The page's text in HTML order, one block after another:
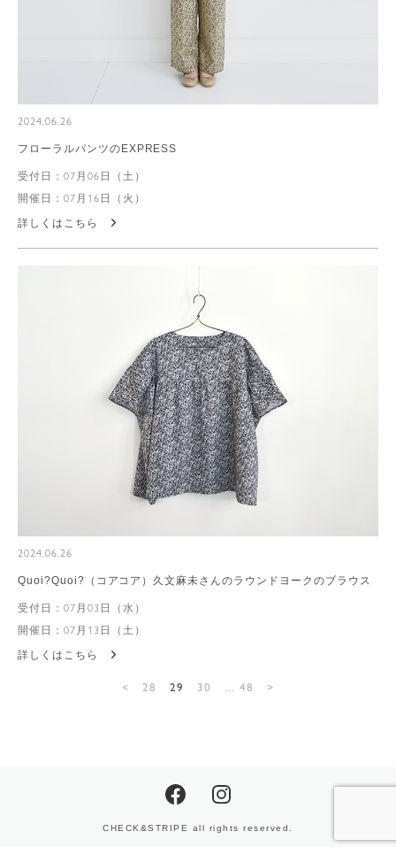
2024.06.26
フローラルパンツのEXPRESS
受付日：07月06日（土）
開催日：07月16日（火）
詳しくはこちら
2024.06.26
Quoi?Quoi?（コアコア）久文麻未さんのラウンドヨークのブラウス
受付日：07月03日（水）
開催日：07月13日（土）
詳しくはこちら
< 28 29 30 ... 48 >
CHECK&STRIPE all rights reserved.